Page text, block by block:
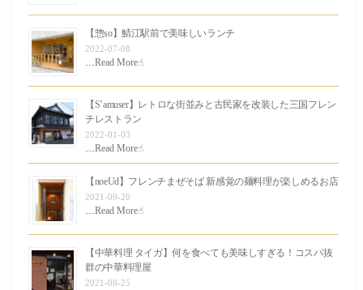
【惣so】鯖江駅前で美味しいランチ
2022-07-08
…Read More☝︎
【S’amuser】レトロな街並みと古民家を改装した三国フレン
チレストラン
2022-01-03
…Read More☝︎
【noeUd】フレンチまぜそば 新感覚の麺料理が楽しめるお店
2021-09-20
…Read More☝︎
【中華料理 タイガ】何を食べても美味しすぎる！コスパ抜
群の中華料理屋
2021-08-25